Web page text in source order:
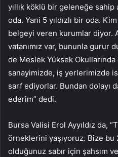
yıllık köklü bir geleneğe sahip
oda. Yani 5 yıldızlı bir oda.
belgeyi veren kurumlar diyor.
vatanımız var, bununla gurur
de Meslek Yüksek
sanayimizde, iş yerlerimizde
sarf ediyorlar. Bundan dolayı
ederim” dedi.
Bursa Valisi Erol Ayyıldız da,
örneklerini yaşıyoruz. Bize
olduğunuz sabır için şahsım